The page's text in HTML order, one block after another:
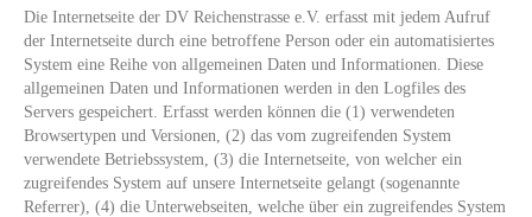
Die Internetseite der DV Reichenstrasse e.V. erfasst mit jedem Aufruf
der Internetseite durch eine betroffene Person oder ein automatisiertes
System eine Reihe von allgemeinen Daten und Informationen. Diese
allgemeinen Daten und Informationen werden in den Logfiles des
Servers gespeichert. Erfasst werden können die (1) verwendeten
Browsertypen und Versionen, (2) das vom zugreifenden System
verwendete Betriebssystem, (3) die Internetseite, von welcher ein
zugreifendes System auf unsere Internetseite gelangt (sogenannte
Referrer), (4) die Unterwebseiten, welche über ein zugreifendes System